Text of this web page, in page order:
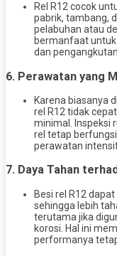
Rel R12 cocok
pabrik, tambang,
pelabuhan atau
bermanfaat
dan
6. Perawatan yang
Karena biasanya
rel R12 tidak
minimal. Inspeksi
rel tetap
perawatan
7. Daya Tahan
Besi rel R12
sehingga lebih
terutama jika
korosi. Hal ini
performanya